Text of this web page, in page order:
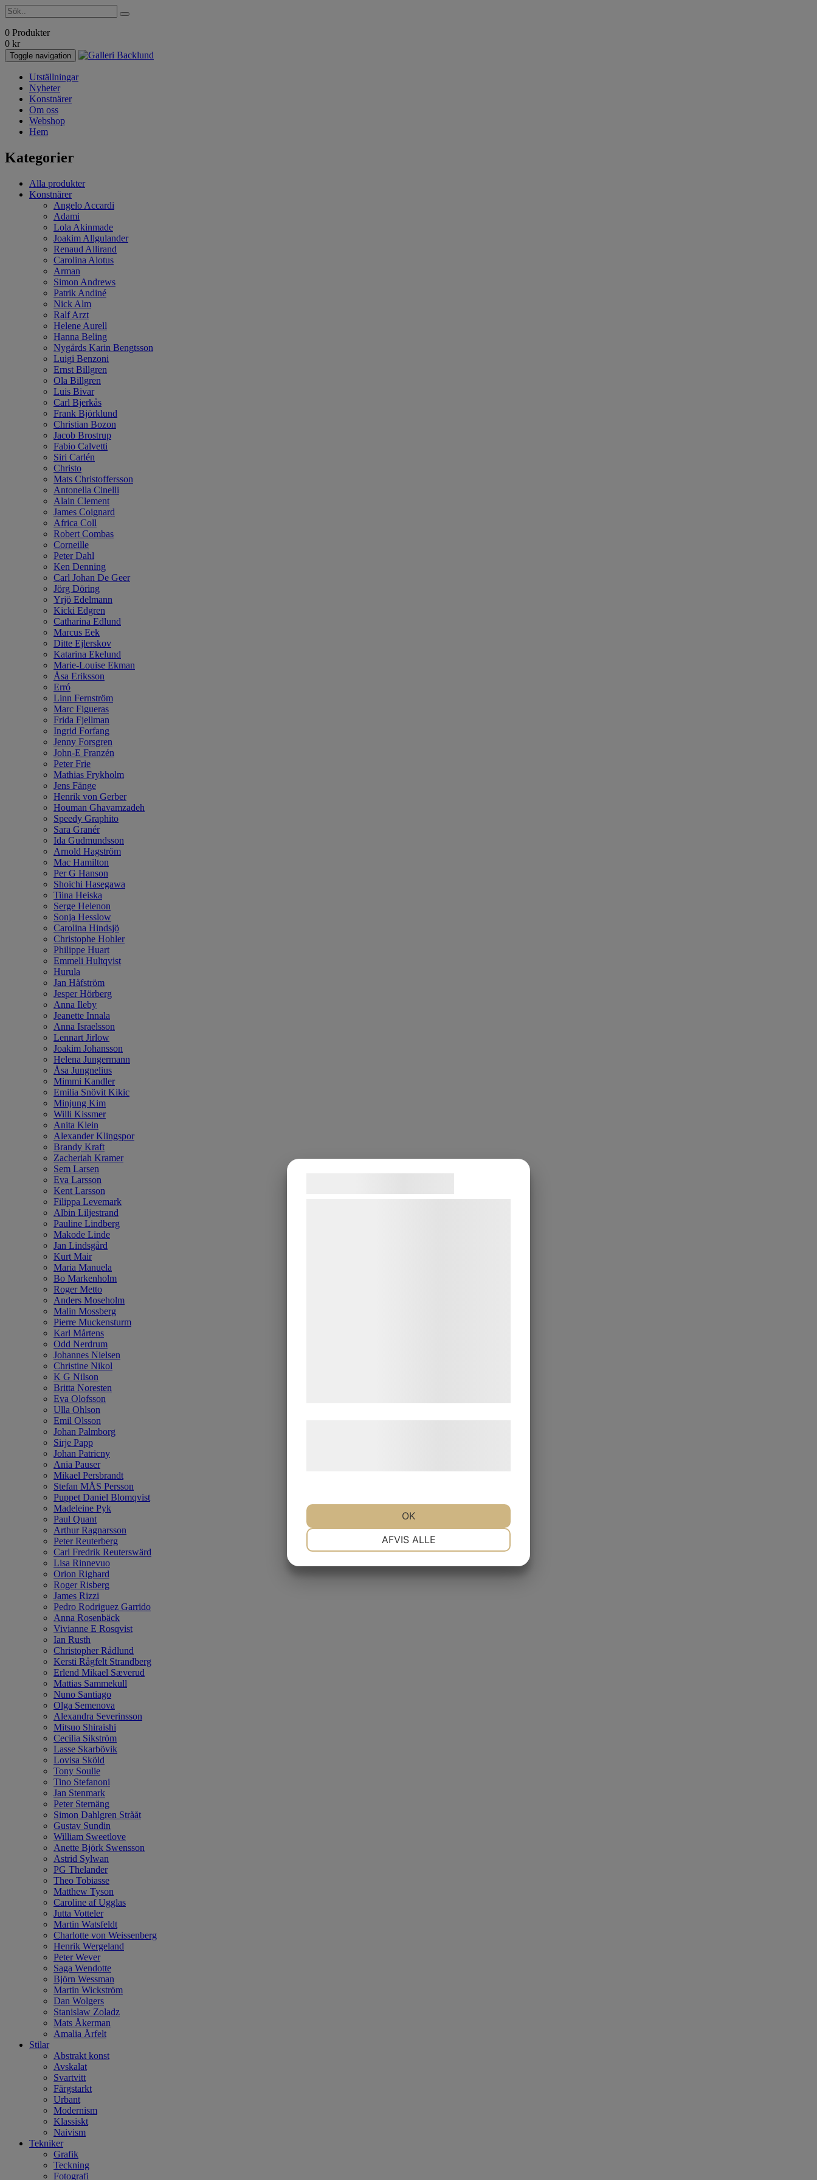
0 Produkter
0 kr
Toggle navigation
Utställningar
Nyheter
Konstnärer
Om oss
Webshop
Hem
Kategorier
Alla produkter
Konstnärer
Angelo Accardi
Adami
Lola Akinmade
Joakim Allgulander
Renaud Allirand
Carolina Alotus
Arman
Simon Andrews
Patrik Andiné
Nick Alm
Ralf Arzt
Helene Aurell
Hanna Beling
Nygårds Karin Bengtsson
Luigi Benzoni
Ernst Billgren
Ola Billgren
Luis Bivar
Carl Bjerkås
Frank Björklund
Christian Bozon
Jacob Brostrup
Fabio Calvetti
Siri Carlén
Christo
Mats Christoffersson
Antonella Cinelli
Alain Clement
James Coignard
Africa Coll
Robert Combas
Corneille
Peter Dahl
Ken Denning
Carl Johan De Geer
Jörg Döring
Yrjö Edelmann
Kicki Edgren
Catharina Edlund
Marcus Eek
Ditte Ejlerskov
Katarina Ekelund
Marie-Louise Ekman
Åsa Eriksson
Erró
Linn Fernström
Marc Figueras
Frida Fjellman
Ingrid Forfang
Jenny Forsgren
John-E Franzén
Peter Frie
Mathias Frykholm
Jens Fänge
Henrik von Gerber
Houman Ghavamzadeh
Speedy Graphito
Sara Granér
Ida Gudmundsson
Arnold Hagström
Mac Hamilton
Per G Hanson
Shoichi Hasegawa
Tiina Heiska
Serge Helenon
Sonja Hesslow
Carolina Hindsjö
Christophe Hohler
Philippe Huart
Emmeli Hultqvist
Hurula
Jan Håfström
Jesper Hörberg
Anna Ileby
Jeanette Innala
Anna Israelsson
Lennart Jirlow
Joakim Johansson
Helena Jungermann
Åsa Jungnelius
Mimmi Kandler
Emilia Snövit Kikic
Minjung Kim
Willi Kissmer
Anita Klein
Alexander Klingspor
Brandy Kraft
Zacheriah Kramer
Sem Larsen
Eva Larsson
Kent Larsson
Filippa Levemark
Albin Liljestrand
Pauline Lindberg
Makode Linde
Jan Lindsgård
Kurt Mair
Maria Manuela
Bo Markenholm
Roger Metto
Anders Moseholm
Malin Mossberg
Pierre Muckensturm
Karl Mårtens
Odd Nerdrum
Johannes Nielsen
Christine Nikol
K G Nilson
Britta Noresten
Eva Olofsson
Ulla Ohlson
Emil Olsson
Johan Palmborg
Sirje Papp
Johan Patricny
Ania Pauser
Mikael Persbrandt
Stefan MÅS Persson
Puppet Daniel Blomqvist
Madeleine Pyk
Paul Quant
Arthur Ragnarsson
Peter Reuterberg
Carl Fredrik Reuterswärd
Lisa Rinnevuo
Orion Righard
Roger Risberg
James Rizzi
Pedro Rodriguez Garrido
Anna Rosenbäck
Vivianne E Rosqvist
Ian Rusth
Christopher Rådlund
Kersti Rågfelt Strandberg
Erlend Mikael Sæverud
Mattias Sammekull
Nuno Santiago
Olga Semenova
Alexandra Severinsson
Mitsuo Shiraishi
Cecilia Sikström
Lasse Skarbövik
Lovisa Sköld
Tony Soulie
Tino Stefanoni
Jan Stenmark
Peter Sternäng
Simon Dahlgren Strååt
Gustav Sundin
William Sweetlove
Anette Björk Swensson
Astrid Sylwan
PG Thelander
Theo Tobiasse
Matthew Tyson
Caroline af Ugglas
Jutta Votteler
Martin Watsfeldt
Charlotte von Weissenberg
Henrik Wergeland
Peter Wever
Saga Wendotte
Björn Wessman
Martin Wickström
Dan Wolgers
Stanislaw Zoladz
Mats Åkerman
Amalia Årfelt
Stilar
Abstrakt konst
Avskalat
Svartvitt
Färgstarkt
Urbant
Modernism
Klassiskt
Naivism
Tekniker
Grafik
Teckning
Fotografi
AFVIS ALLE
OK